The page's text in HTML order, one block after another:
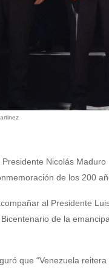
Nicolás
de los 200
al Presidente
de la
que “Venezuela